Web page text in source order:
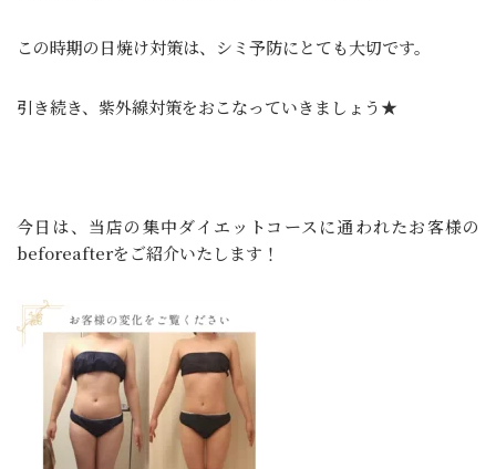
この時期の日焼け対策は、シミ予防にとても大切です。
引き続き、紫外線対策をおこなっていきましょう★
今日は、当店の集中ダイエットコースに通われたお客様の
beforeafterをご紹介いたします！